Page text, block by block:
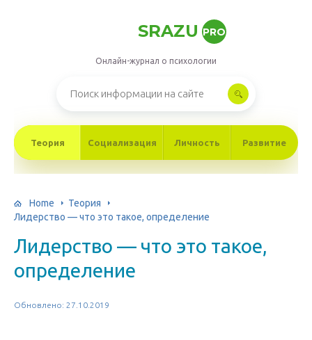
SRAZU PRO
Онлайн-журнал о психологии
Теория Социализация Личность Развитие
Home
Теория
Лидерство — что это такое, определение
Лидерство — что это такое,
определение
Обновлено: 27.10.2019